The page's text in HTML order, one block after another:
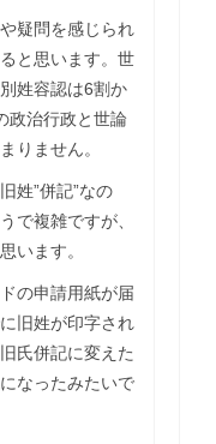
疑問を感じられ
と思います。世
姓容認は6割か
政治行政と世論
りません。
姓”併記”なの
で複雑ですが、
います。
の申請用紙が届
旧姓が印字され
氏併記に変えた
なったみたいで